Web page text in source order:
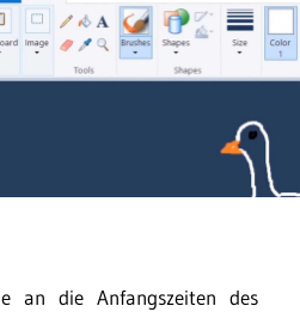
an die Anfangszeiten des